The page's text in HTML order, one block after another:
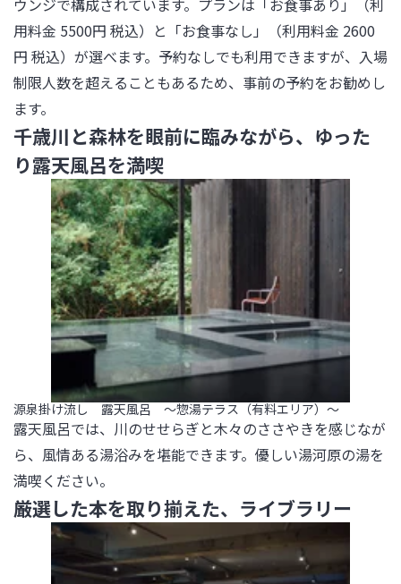
ウンジで構成されています。プランは「お食事あり」（利
用料金 5500円 税込）と「お食事なし」（利用料金 2600
円 税込）が選べます。予約なしでも利用できますが、入場
制限人数を超えることもあるため、事前の予約をお勧めし
ます。
千歳川と森林を眼前に臨みながら、ゆった
り露天風呂を満喫
源泉掛け流し 露天風呂 ～惣湯テラス（有料エリア）～
露天風呂では、川のせせらぎと木々のささやきを感じなが
ら、風情ある湯浴みを堪能できます。優しい湯河原の湯を
満喫ください。
厳選した本を取り揃えた、ライブラリー